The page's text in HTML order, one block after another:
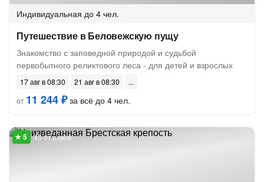
Индивидуальная до 4 чел.
Путешествие в Беловежскую пущу
Знакомство с заповедной природой и судьбой
первобытного реликтового леса - для детей и взрослых
17 авг в 08:30
21 авг в 08:30
от 11 244 ₽за всё до 4 чел.
45 отзывов